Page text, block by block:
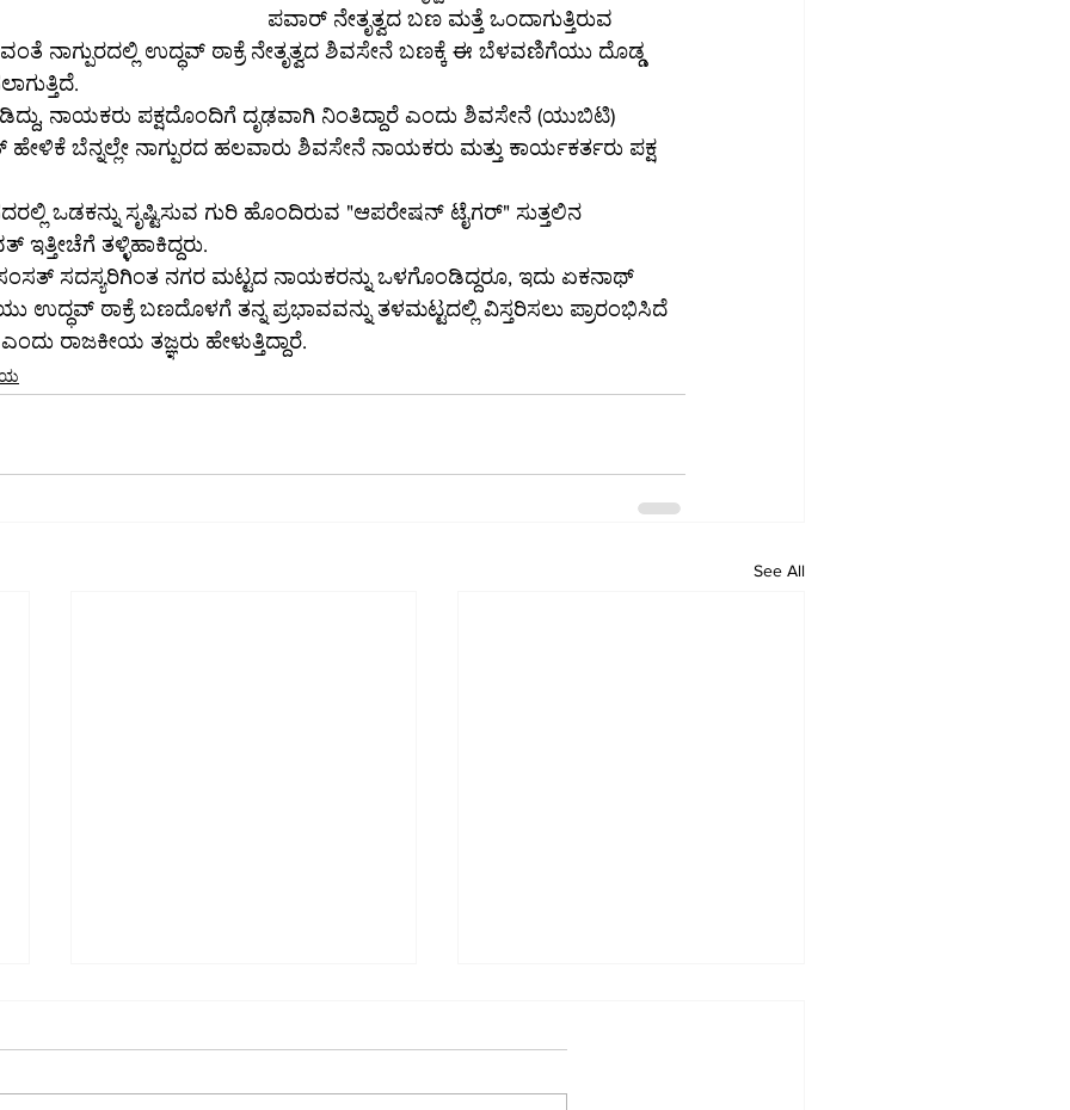
ಪವಾರ್ ನೇತೃತ್ವದ ಬಣ ಮತ್ತೆ ಒಂದಾಗುತ್ತಿರುವ
ನಾಗ್ಪುರದಲ್ಲಿ ಉದ್ಧವ್ ಠಾಕ್ರೆ ನೇತೃತ್ವದ ಶಿವಸೇನೆ ಬಣಕ್ಕೆ ಈ ಬೆಳವಣಿಗೆಯು ದೊಡ್ಡ
ನಾಯಕರು ಪಕ್ಷದೊಂದಿಗೆ ದೃಢವಾಗಿ ನಿಂತಿದ್ದಾರೆ ಎಂದು ಶಿವಸೇನೆ (ಯುಬಿಟಿ)
ಬೆನ್ನಲ್ಲೇ ನಾಗ್ಪುರದ ಹಲವಾರು ಶಿವಸೇನೆ ನಾಯಕರು ಮತ್ತು ಕಾರ್ಯಕರ್ತರು ಪಕ್ಷ
ಒಡಕನ್ನು ಸೃಷ್ಟಿಸುವ ಗುರಿ ಹೊಂದಿರುವ "ಆಪರೇಷನ್ ಟೈಗರ್" ಸುತ್ತಲಿನ
ತಳ್ಳಿಹಾಕಿದ್ದರು.
ಸದಸ್ಯರಿಗಿಂತ ನಗರ ಮಟ್ಟದ ನಾಯಕರನ್ನು ಒಳಗೊಂಡಿದ್ದರೂ, ಇದು ಏಕನಾಥ್
ಉದ್ಧವ್ ಠಾಕ್ರೆ ಬಣದೊಳಗೆ ತನ್ನ ಪ್ರಭಾವವನ್ನು ತಳಮಟ್ಟದಲ್ಲಿ ವಿಸ್ತರಿಸಲು ಪ್ರಾರಂಭಿಸಿದೆ
ರಾಜಕೀಯ ತಜ್ಞರು ಹೇಳುತ್ತಿದ್ದಾರೆ.
See All